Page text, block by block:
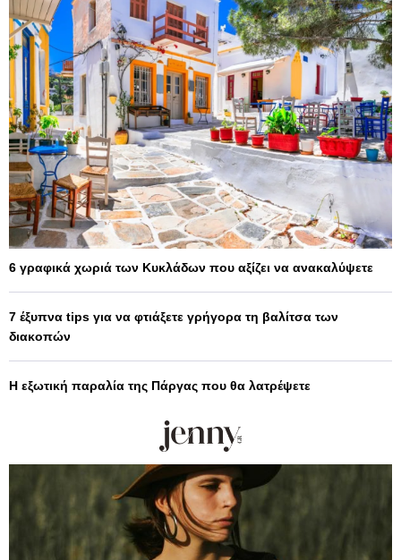
6 γραφικά χωριά των Κυκλάδων που αξίζει να ανακαλύψετε
7 έξυπνα tips για να φτιάξετε γρήγορα τη βαλίτσα των
διακοπών
Η εξωτική παραλία της Πάργας που θα λατρέψετε